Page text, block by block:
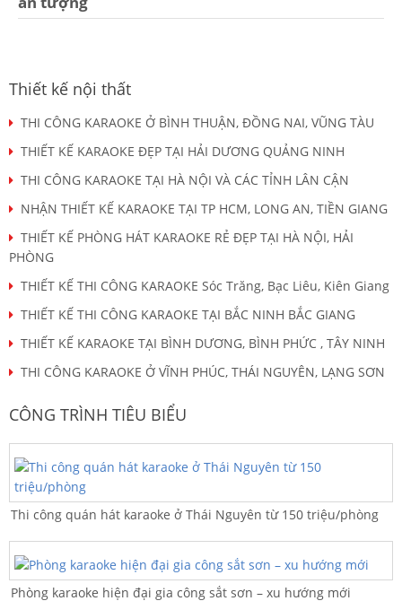
Thiết kế nội thất
THI CÔNG KARAOKE Ở BÌNH THUẬN, ĐỒNG NAI, VŨNG TÀU
THIẾT KẾ KARAOKE ĐẸP TẠI HẢI DƯƠNG QUẢNG NINH
THI CÔNG KARAOKE TẠI HÀ NỘI VÀ CÁC TỈNH LÂN CẬN
NHẬN THIẾT KẾ KARAOKE TẠI TP HCM, LONG AN, TIỀN GIANG
THIẾT KẾ PHÒNG HÁT KARAOKE RẺ ĐẸP TẠI HÀ NỘI, HẢI
PHÒNG
THIẾT KẾ THI CÔNG KARAOKE Sóc Trăng, Bạc Liêu, Kiên Giang
THIẾT KẾ THI CÔNG KARAOKE TẠI BẮC NINH BẮC GIANG
THIẾT KẾ KARAOKE TẠI BÌNH DƯƠNG, BÌNH PHỨC , TÂY NINH
THI CÔNG KARAOKE Ở VĨNH PHÚC, THÁI NGUYÊN, LẠNG SƠN
CÔNG TRÌNH TIÊU BIỂU
Thi công quán hát karaoke ở Thái Nguyên từ 150 triệu/phòng
Phòng karaoke hiện đại gia công sắt sơn – xu hướng mới